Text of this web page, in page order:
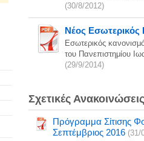
(30/8/2012)
Νέος Εσωτερικός
Εσωτερικός
του Πανεπιστημίου
(29/9/2014)
Σχετικές Ανακοινώσεις
Πρόγραμμα Σίτισης
Σεπτέμβριος 2016 (31/